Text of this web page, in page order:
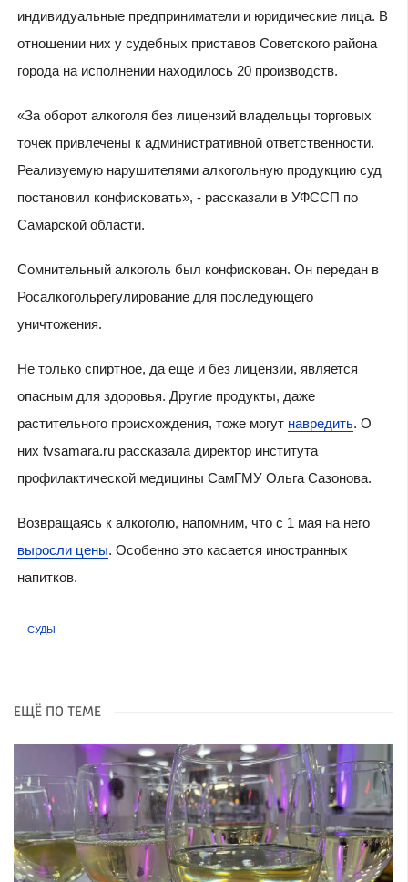
индивидуальные предприниматели и юридические лица. В
отношении них у судебных приставов Советского района
города на исполнении находилось 20 производств.
«За оборот алкоголя без лицензий владельцы торговых
точек привлечены к административной ответственности.
Реализуемую нарушителями алкогольную продукцию суд
постановил конфисковать», - рассказали в УФССП по
Самарской области.
Сомнительный алкоголь был конфискован. Он передан в
Росалкогольрегулирование для последующего
уничтожения.
Не только спиртное, да еще и без лицензии, является
опасным для здоровья. Другие продукты, даже
растительного происхождения, тоже могут навредить. О
них tvsamara.ru рассказала директор института
профилактической медицины СамГМУ Ольга Сазонова.
Возвращаясь к алкоголю, напомним, что с 1 мая на него
выросли цены. Особенно это касается иностранных
напитков.
СУДЫ
ЕЩЁ ПО ТЕМЕ